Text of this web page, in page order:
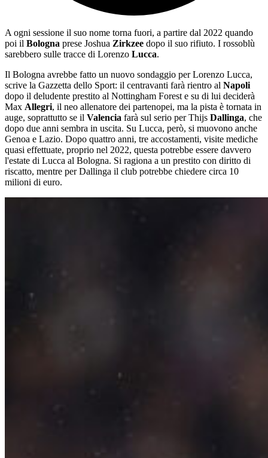
A ogni sessione il suo nome torna fuori, a partire dal 2022 quando
poi il Bologna prese Joshua Zirkzee dopo il suo rifiuto. I rossoblù
sarebbero sulle tracce di Lorenzo Lucca.
Il Bologna avrebbe fatto un nuovo sondaggio per Lorenzo Lucca,
scrive la Gazzetta dello Sport: il centravanti farà rientro al Napoli
dopo il deludente prestito al Nottingham Forest e su di lui deciderà
Max Allegri, il neo allenatore dei partenopei, ma la pista è tornata in
auge, soprattutto se il Valencia farà sul serio per Thijs Dallinga, che
dopo due anni sembra in uscita. Su Lucca, però, si muovono anche
Genoa e Lazio. Dopo quattro anni, tre accostamenti, visite mediche
quasi effettuate, proprio nel 2022, questa potrebbe essere davvero
l'estate di Lucca al Bologna. Si ragiona a un prestito con diritto di
riscatto, mentre per Dallinga il club potrebbe chiedere circa 10
milioni di euro.